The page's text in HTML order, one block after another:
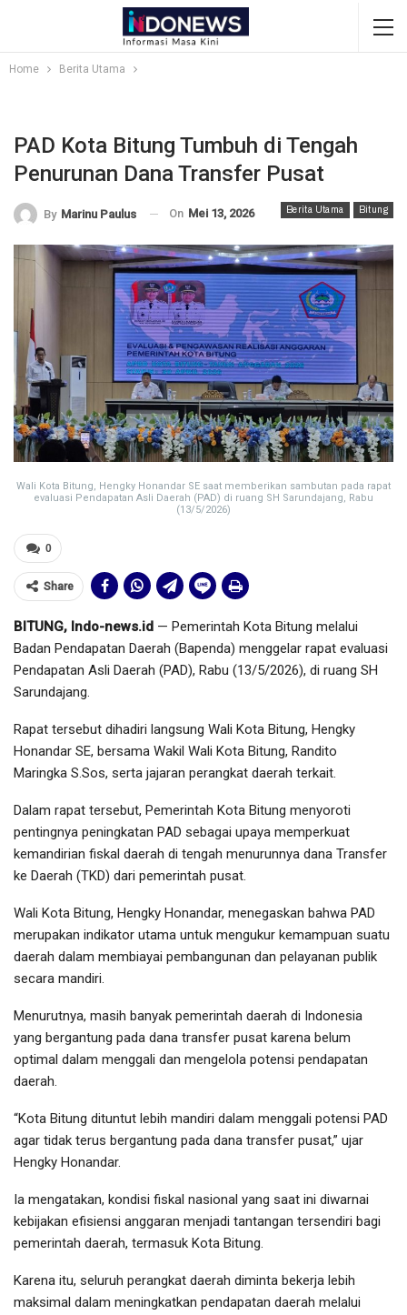
Home Berita Utama
PAD Kota Bitung Tumbuh di Tengah
Penurunan Dana Transfer Pusat
Berita Utama Bitung
By Marinu Paulus On Mei 13, 2026
Wali Kota Bitung, Hengky Honandar SE saat memberikan sambutan pada rapat
evaluasi Pendapatan Asli Daerah (PAD) di ruang SH Sarundajang, Rabu
(13/5/2026)
0
Share
BITUNG, Indo-news.id — Pemerintah Kota Bitung melalui
Badan Pendapatan Daerah (Bapenda) menggelar rapat evaluasi
Pendapatan Asli Daerah (PAD), Rabu (13/5/2026), di ruang SH
Sarundajang.
Rapat tersebut dihadiri langsung Wali Kota Bitung, Hengky
Honandar SE, bersama Wakil Wali Kota Bitung, Randito
Maringka S.Sos, serta jajaran perangkat daerah terkait.
Dalam rapat tersebut, Pemerintah Kota Bitung menyoroti
pentingnya peningkatan PAD sebagai upaya memperkuat
kemandirian fiskal daerah di tengah menurunnya dana Transfer
ke Daerah (TKD) dari pemerintah pusat.
Wali Kota Bitung, Hengky Honandar, menegaskan bahwa PAD
merupakan indikator utama untuk mengukur kemampuan suatu
daerah dalam membiayai pembangunan dan pelayanan publik
secara mandiri.
Menurutnya, masih banyak pemerintah daerah di Indonesia
yang bergantung pada dana transfer pusat karena belum
optimal dalam menggali dan mengelola potensi pendapatan
daerah.
“Kota Bitung dituntut lebih mandiri dalam menggali potensi PAD
agar tidak terus bergantung pada dana transfer pusat,” ujar
Hengky Honandar.
Ia mengatakan, kondisi fiskal nasional yang saat ini diwarnai
kebijakan efisiensi anggaran menjadi tantangan tersendiri bagi
pemerintah daerah, termasuk Kota Bitung.
Karena itu, seluruh perangkat daerah diminta bekerja lebih
maksimal dalam meningkatkan pendapatan daerah melalui